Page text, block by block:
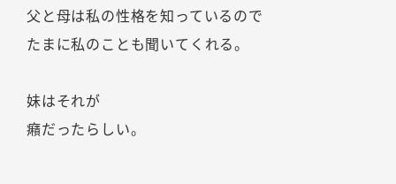
父と母は私の性格を知っているので
たまに私のことも聞いてくれる。
妹はそれが
癪だったらしい。